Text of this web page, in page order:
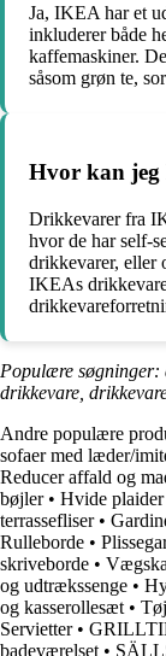
Ja, IKEA har et
inkluderer både
kaffemaskiner.
såsom grøn te,
Hvor kan
Drikkevarer fra
hvor de har self-
drikkevarer, eller
IKEAs
Populære søgninger:
drikkevare,
Andre populære
sofaer med læder/
Reducer affald og
bøjler• Hvide plaider
terrassefliser•
Rulleborde •
skriveborde •
og udtrækssenge •
og kasserollesæt •
Servietter•
badeværelset •